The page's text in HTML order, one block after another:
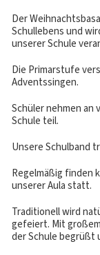
Der
Schullebens und
unserer Schule
Die Primarstufe
Adventssingen.
Schüler nehmen
Schule teil.
Unsere Schulband
Regelmäßig finden
unserer Aula statt.
Traditionell wird
gefeiert. Mit
der Schule begrüßt